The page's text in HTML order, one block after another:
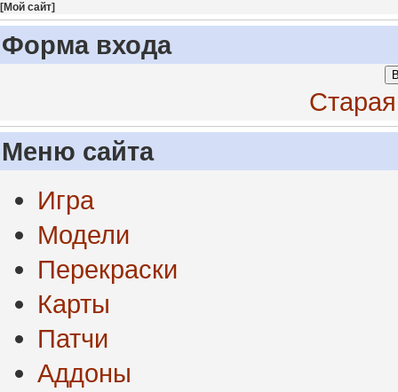
[Мой сайт]
Форма входа
Меню сайта
Игра
Модели
Перекраски
Карты
Патчи
Аддоны